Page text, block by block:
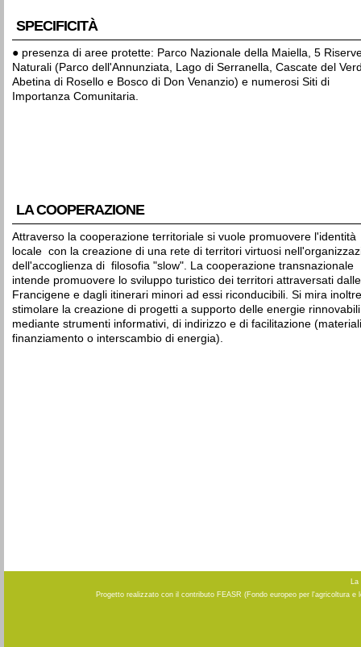
SPECIFICITÀ
● presenza di aree protette: Parco Nazionale della Maiella, 5
Naturali (Parco dell'Annunziata, Lago di Serranella, Cascate del
Abetina di Rosello e Bosco di Don Venanzio) e numerosi Siti di
Importanza Comunitaria.
LA COOPERAZIONE
Attraverso la cooperazione territoriale si vuole promuovere l'identità
locale con la creazione di una rete di territori virtuosi
dell'accoglienza di filosofia "slow". La cooperazione transnazionale
intende promuovere lo sviluppo turistico dei territori attraversati
Francigene e dagli itinerari minori ad essi riconducibili. Si mira
stimolare la creazione di progetti a supporto delle energie rinnovabili
mediante strumenti informativi, di indirizzo e di facilitazione
finanziamento o interscambio di energia).
La
Progetto realizzato con il contributo FEASR (Fondo europeo per l'agricoltura